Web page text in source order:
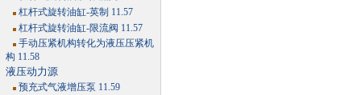
杠杆式旋转油缸-英制 11.57
杠杆式旋转油缸-限流阀 11.57
手动压紧机构转化为液压压紧机
构 11.58
液压动力源
预充式气液增压泵 11.59